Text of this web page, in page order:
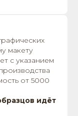
макету
с указанием
от 5000
идёт